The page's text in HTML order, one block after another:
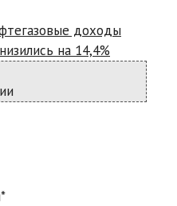
доходы
на 14,4%